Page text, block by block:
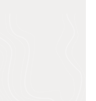
naar een andere